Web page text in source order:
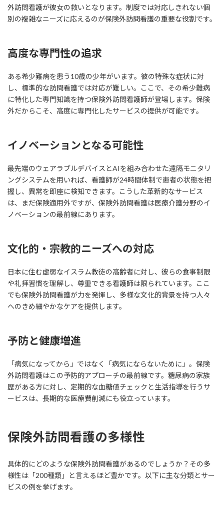
外訪問看護が彼女の救いとなります。制度では対応しきれない個
別の複雑なニーズに応えるのが保険外訪問看護の重要な役割です。
高度な専門性の追求
ある希少難病を患う10歳の少年がいます。彼の特殊な症状に対
し、標準的な訪問看護では対応が難しい。ここで、その希少難病
に特化した専門知識を持つ保険外訪問看護師が登場します。保険
外だからこそ、高度に専門化したサービスの提供が可能です。
イノベーションとなる可能性
最先端のウェアラブルデバイスとAIを組み合わせた遠隔モニタリ
ングシステムを用いれば、看護師が24時間体制で患者の状態を把
握し、異常を即座に検知できます。こうした革新的なサービス
は、まだ保険適用外ですが、保険外訪問看護は医療介護分野のイ
ノベーションの最前線にあります。
文化的・宗教的ニーズへの対応
日本に住む虚弱なイスラム教徒の高齢者に対し、彼らの食事制限
や礼拝習慣を理解し、尊重できる看護師は限られています。ここ
でも保険外訪問看護が力を発揮し、多様な文化的背景を持つ人々
へのきめ細やかなケアを提供します。
予防と健康増進
「病気になってから」ではなく「病気にならないために」。保険
外訪問看護はこの予防的アプローチの最前線です。糖尿病の家族
歴がある方に対し、定期的な血糖値チェックと生活指導を行うサ
ービスは、長期的な医療費削減にも役立っています。
保険外訪問看護の多様性
具体的にどのような保険外訪問看護があるのでしょうか？その多
様性は「200種類」と言えるほど豊かです。以下に主な分類とサー
ビスの例を挙げます。